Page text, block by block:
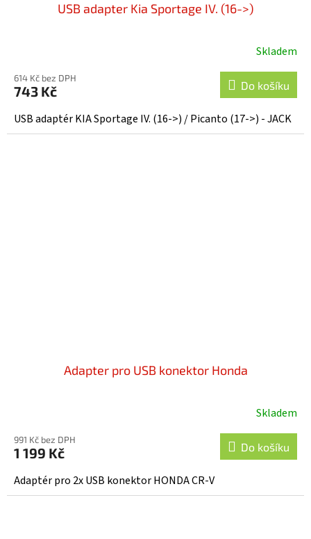
USB adapter Kia Sportage IV. (16->)
Skladem
614 Kč bez DPH
743 Kč Do košíku
USB adaptér KIA Sportage IV. (16->) / Picanto (17->) - JACK
Adapter pro USB konektor Honda
Skladem
991 Kč bez DPH
1 199 Kč Do košíku
Adaptér pro 2x USB konektor HONDA CR-V